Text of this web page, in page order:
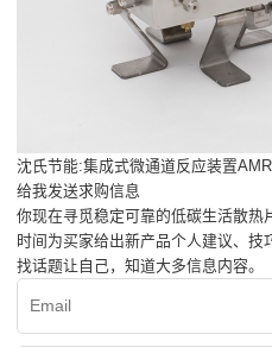
沈氏节能:集成式微通道反应装置
给我发送求购信息
你现在寻觅稳定可靠的低碳生活散
时间为买家给出新产品个人建议、
找话题让自己，知道大多信息内容。